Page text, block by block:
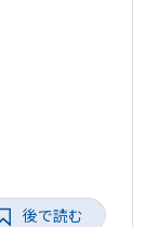
後で読む